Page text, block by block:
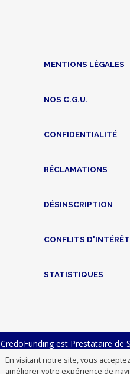
En visitant notre site, vous
améliorer votre expérience de
MENTIONS LÉGALES
NOS C.G.U.
CONFIDENTIALITÉ
RÉCLAMATIONS
DÉSINSCRIPTION
CONFLITS
STATISTIQUES
CredoFunding est Prestataire de
n° FP-2023-23 et